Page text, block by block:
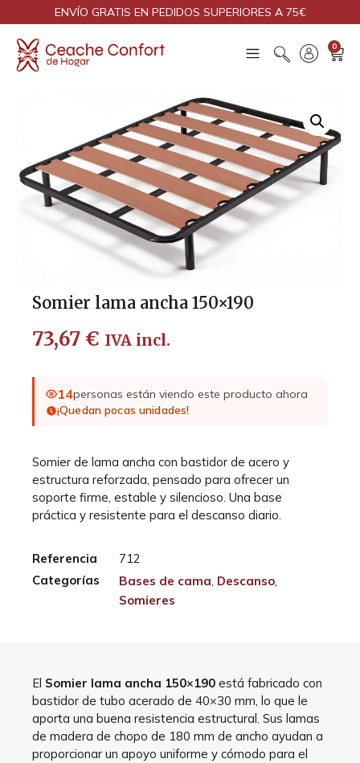
ENVÍO GRATIS EN PEDIDOS SUPERIORES A 75€
0
Somier lama ancha 150×190
73,67 € IVA incl.
14personas están viendo este producto ahora
¡Quedan pocas unidades!
Somier de lama ancha con bastidor de acero y
estructura reforzada, pensado para ofrecer un
soporte firme, estable y silencioso. Una base
práctica y resistente para el descanso diario.
Referencia
712
Categorías
Bases de cama, Descanso,
Somieres
El Somier lama ancha 150×190 está fabricado con
bastidor de tubo acerado de 40×30 mm, lo que le
aporta una buena resistencia estructural. Sus lamas
de madera de chopo de 180 mm de ancho ayudan a
proporcionar un apoyo uniforme y cómodo para el